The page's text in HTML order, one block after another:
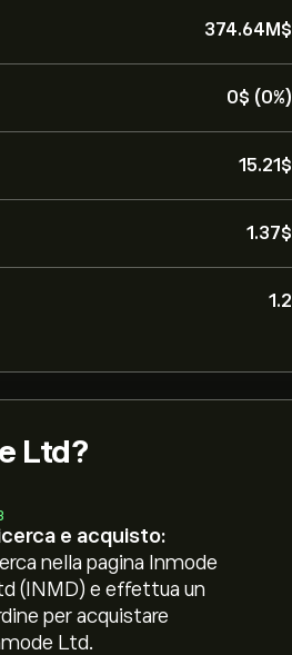
374.64M‎$‎
0‎$‎ (0%)
15.21‎$‎
1.37‎$‎
1.2
Ltd?
e acquisto:
nella pagina Inmode
(INMD) e effettua un
per acquistare
Ltd.